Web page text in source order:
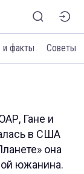
и факты Советы
Гане и
в США
она
южанина.